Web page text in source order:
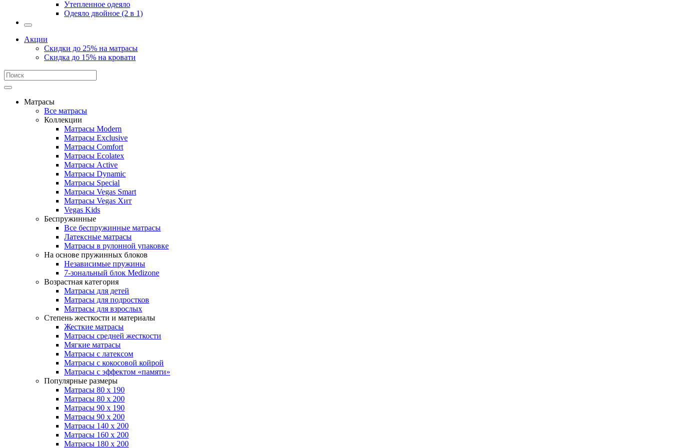
Утепленное одеяло
Одеяло двойное (2 в 1)
Акции
Скидки до 25% на матрасы
Скидка до 15% на кровати
Матрасы
Все матрасы
Коллекции
Матрасы Modern
Матрасы Exclusive
Матрасы Comfort
Матрасы Ecolatex
Матрасы Active
Матрасы Dynamic
Матрасы Special
Матрасы Vegas Smart
Матрасы Vegas Хит
Vegas Kids
Беспружинные
Все беспружинные матрасы
Латексные матрасы
Матрасы в рулонной упаковке
На основе пружинных блоков
Независимые пружины
7-зональный блок Medizone
Возрастная категория
Матрасы для детей
Матрасы для подростков
Матрасы для взрослых
Степень жесткости и материалы
Жесткие матрасы
Матрасы средней жесткости
Мягкие матрасы
Матрасы с латексом
Матрасы с кокосовой койрой
Матрасы с эффектом «памяти»
Популярные размеры
Матрасы 80 x 190
Матрасы 80 x 200
Матрасы 90 x 190
Матрасы 90 x 200
Матрасы 140 x 200
Матрасы 160 x 200
Матрасы 180 x 200